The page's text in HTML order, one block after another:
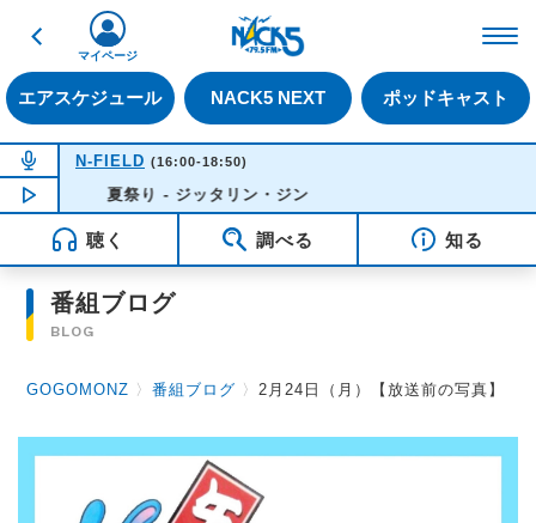
戻る
エアスケジュール NACK5 NEXT ポッドキャスト
マイページ
NOW ON AIR
N-FIELD (16:00-18:50)
NOW PLAYING17:14
夏祭り - ジッタリン・ジン
聴く 調べる 知る
番組ブログ
BLOG
GOGOMONZ 〉番組ブログ 〉2月24日（月）【放送前の写真】